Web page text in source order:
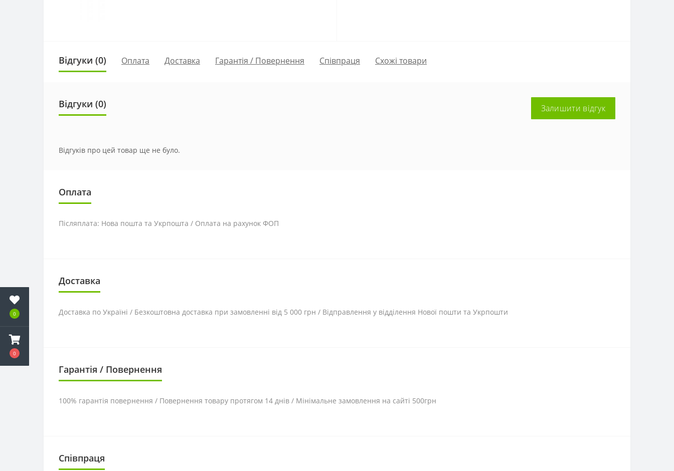
0
0
Відгуки (0) Оплата Доставка Гарантія / Повернення Співпраця Схожі товари
Відгуки (0) Залишити відгук
Відгуків про цей товар ще не було.
Оплата
Післяплата: Нова пошта та Укрпошта / Оплата на рахунок ФОП
Доставка
Доставка по Україні / Безкоштовна доставка при замовленні від 5 000 грн / Відправлення у відділення Нової пошти та Укрпошти
Гарантія / Повернення
100% гарантія повернення / Повернення товару протягом 14 днів / Мінімальне замовлення на сайті 500грн
Співпраця